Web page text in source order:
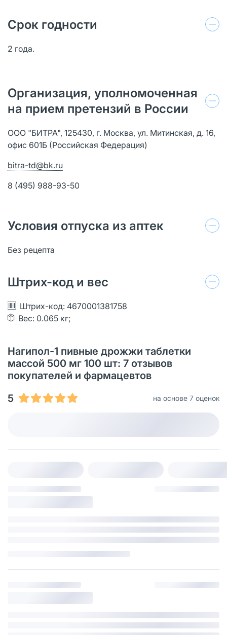
Срок годности
2 года.
Организация, уполномоченная
на прием претензий в России
ООО "БИТРА", 125430, г. Москва, ул. Митинская, д. 16,
офис 601Б (Российская Федерация)
bitra-td@bk.ru
8 (495) 988-93-50
Условия отпуска из аптек
Без рецепта
Штрих-код и вес
Штрих-код: 4670001381758
Вес: 0.065 кг;
Нагипол-1 пивные дрожжи таблетки
массой 500 мг 100 шт: 7 отзывов
покупателей и фармацевтов
5
на основе 7 оценок